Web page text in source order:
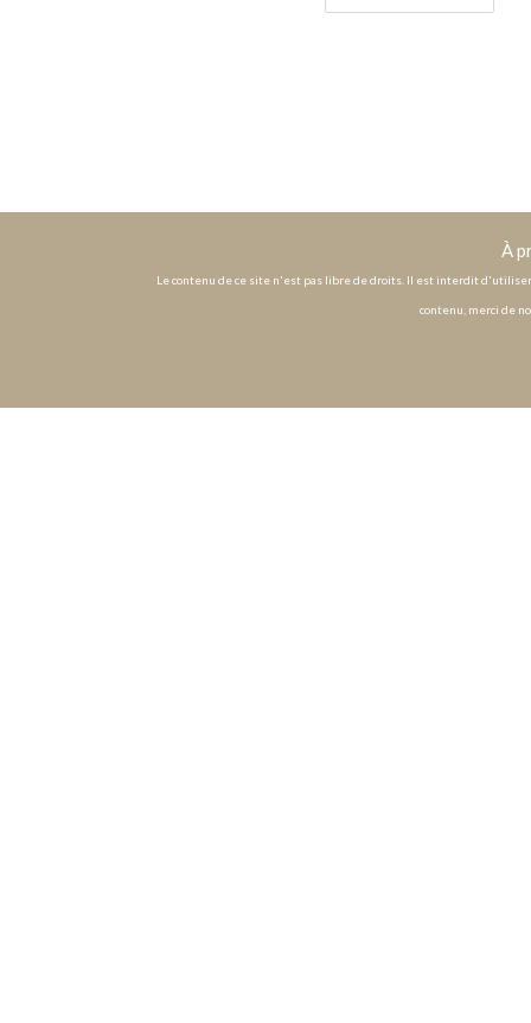
À
Le contenu de ce site n'est pas libre de droits. Il est interdit
contenu, merci de